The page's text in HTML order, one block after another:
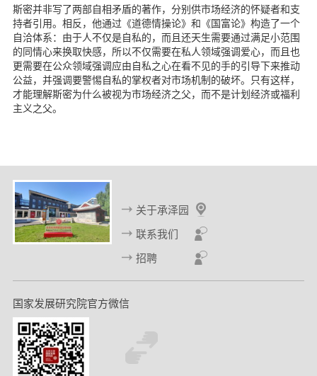
斯密并非写了两部自相矛盾的著作，分别供市场经济的怀疑者和支
持者引用。相反，他通过《道德情操论》和《国富论》构造了一个
自洽体系：由于人不仅是自私的，而且还天生需要通过满足小范围
的同情心来换取快感，所以不仅需要在私人领域强调爱心，而且也
更需要在公众领域强调应由自私之心在看不见的手的引导下来推动
公益，并强调要警惕自私的掌权者对市场机制的破坏。只有这样，
才能理解斯密为什么被视为市场经济之父，而不是计划经济或福利
主义之父。
关于承泽园
联系我们
招聘
国家发展研究院官方微信